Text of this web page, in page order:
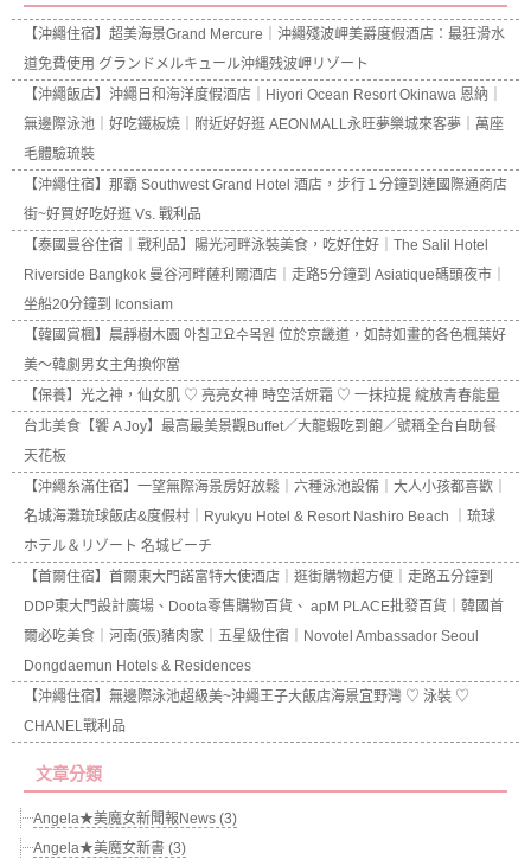
【沖繩住宿】超美海景Grand Mercure｜沖繩殘波岬美爵度假酒店：最狂滑水
道免費使用 グランドメルキュール沖縄残波岬リゾート
【沖繩飯店】沖繩日和海洋度假酒店｜Hiyori Ocean Resort Okinawa 恩納｜
無邊際泳池｜好吃鐵板燒｜附近好好逛 AEONMALL永旺夢樂城來客夢｜萬座
毛體驗琉裝
【沖繩住宿】那霸 Southwest Grand Hotel 酒店，步行１分鐘到達國際通商店
街~好買好吃好逛 Vs. 戰利品
【泰國曼谷住宿｜戰利品】陽光河畔泳裝美食，吃好住好｜The Salil Hotel
Riverside Bangkok 曼谷河畔薩利爾酒店｜走路5分鐘到 Asiatique碼頭夜市｜
坐船20分鐘到 Iconsiam
【韓國賞楓】晨靜樹木園 아침고요수목원 位於京畿道，如詩如畫的各色楓葉好
美～韓劇男女主角換你當
【保養】光之神，仙女肌 ♡ 亮亮女神 時空活妍霜 ♡ 一抹拉提 綻放青春能量
台北美食【饗 A Joy】最高最美景觀Buffet／大龍蝦吃到飽／號稱全台自助餐
天花板
【沖繩糸滿住宿】一望無際海景房好放鬆｜六種泳池設備｜大人小孩都喜歡｜
名城海灘琉球飯店&度假村｜Ryukyu Hotel & Resort Nashiro Beach ｜琉球
ホテル＆リゾート 名城ビーチ
【首爾住宿】首爾東大門諾富特大使酒店｜逛街購物超方便｜走路五分鐘到
DDP東大門設計廣場、Doota零售購物百貨、 apM PLACE批發百貨｜韓國首
爾必吃美食｜河南(張)豬肉家｜五星級住宿｜Novotel Ambassador Seoul
Dongdaemun Hotels & Residences
【沖繩住宿】無邊際泳池超級美~沖繩王子大飯店海景宜野灣 ♡ 泳裝 ♡
CHANEL戰利品
文章分類
Angela★美魔女新聞報News (3)
Angela★美魔女新書 (3)